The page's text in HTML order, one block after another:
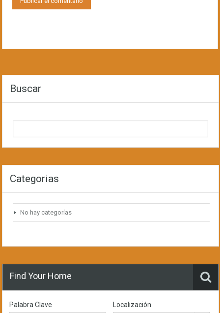
Buscar
Categorias
No hay categorías
Find Your Home
Palabra Clave Localización